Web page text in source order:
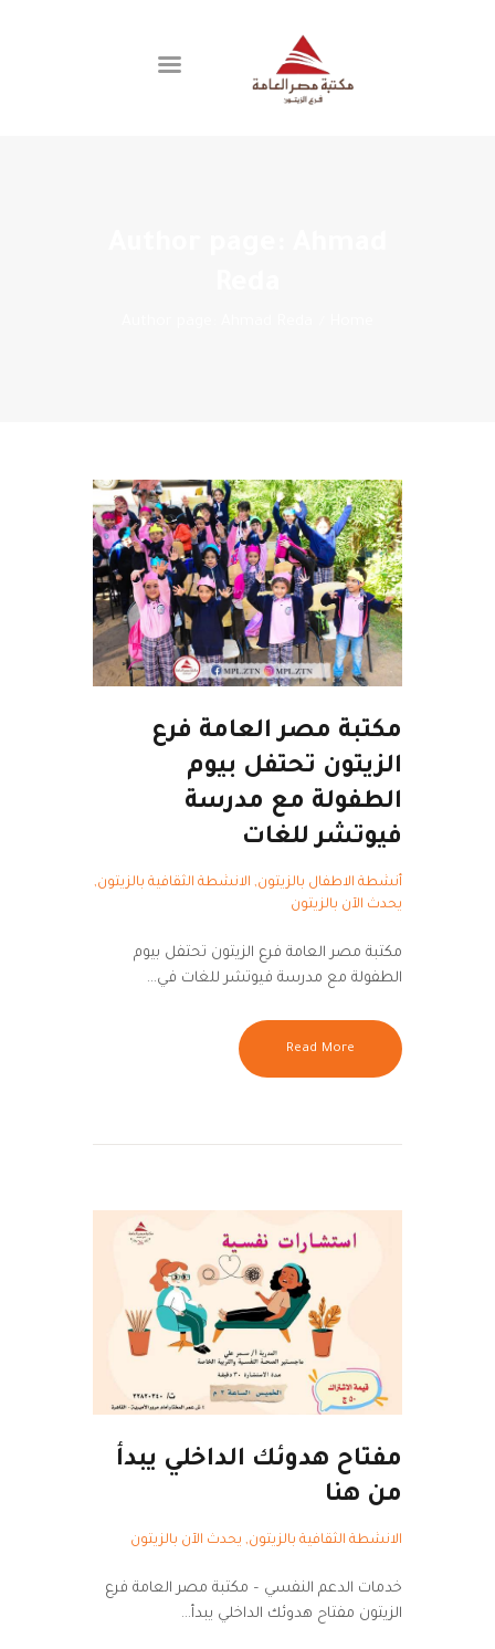
مكتبة مصر العامة فرع
الزيتون تحتفل بيوم
الطفولة مع مدرسة
فيوتشر للغات
أنشطة الاطفال بالزيتون, الانشطة الثقافية بالزيتون,
يحدث الآن بالزيتون
مكتبة مصر العامة فرع الزيتون تحتفل بيوم
الطفولة مع مدرسة فيوتشر للغات في…
Read More
مفتاح هدوئك الداخلي يبدأ
من هنا
الانشطة الثقافية بالزيتون, يحدث الآن بالزيتون
خدمات الدعم النفسي – مكتبة مصر العامة فرع
الزيتون مفتاح هدوئك الداخلي يبدأ…